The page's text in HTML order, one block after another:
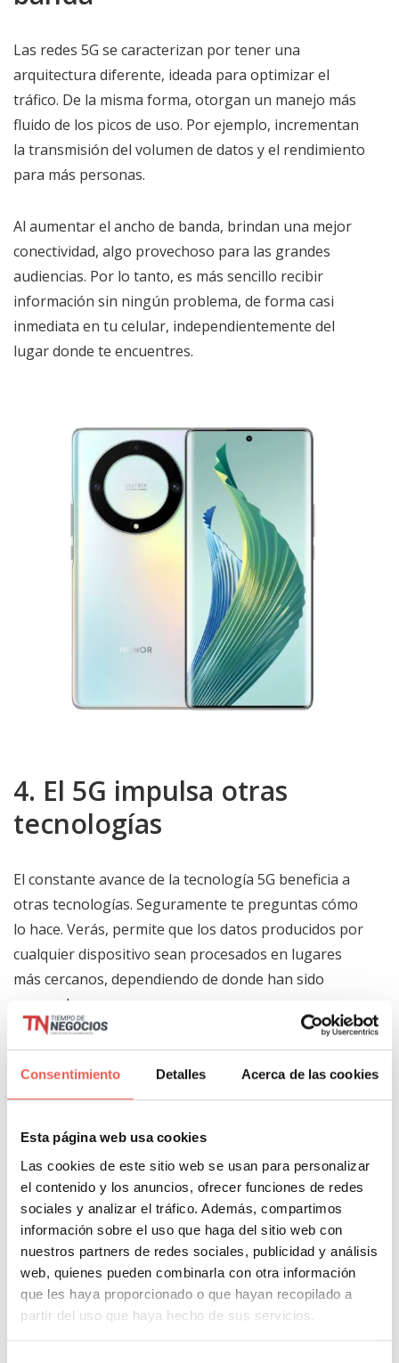
Consentimiento Detalles Acerca de las cookies
Esta página web usa cookies
Las cookies de este sitio web se usan para personalizar
el contenido y los anuncios, ofrecer funciones de redes
sociales y analizar el tráfico. Además, compartimos
información sobre el uso que haga del sitio web con
nuestros partners de redes sociales, publicidad y análisis
web, quienes pueden combinarla con otra información
que les haya proporcionado o que hayan recopilado a
partir del uso que haya hecho de sus servicios.
Las redes 5G se caracterizan por tener una
arquitectura diferente, ideada para optimizar el
tráfico. De la misma forma, otorgan un manejo más
fluido de los picos de uso. Por ejemplo, incrementan
la transmisión del volumen de datos y el rendimiento
para más personas.
Al aumentar el ancho de banda, brindan una mejor
conectividad, algo provechoso para las grandes
audiencias. Por lo tanto, es más sencillo recibir
información sin ningún problema, de forma casi
inmediata en tu celular, independientemente del
lugar donde te encuentres.
4. El 5G impulsa otras
tecnologías
El constante avance de la tecnología 5G beneficia a
otras tecnologías. Seguramente te preguntas cómo
lo hace. Verás, permite que los datos producidos por
cualquier dispositivo sean procesados en lugares
más cercanos, dependiendo de donde han sido
generados.
Además, la gran capacidad de conexión que ofrece
para el Honor Magic 5 Lite supone una gran ventaja.
El 5G garantiza que un gran número de personas se
conecten al mismo tiempo a la red sin interferir en el
5. Menor consumo
energético
Se calcula que la tecnología vanguardista del 5G es
capaz de reducir el consumo energético de tu